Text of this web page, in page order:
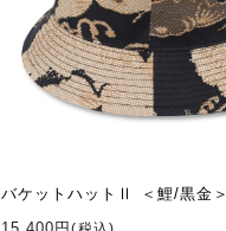
バケットハットⅡ ＜鯉/黒金＞